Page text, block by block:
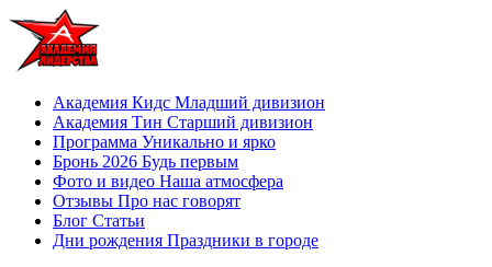
Академия Кидс Младший дивизион
Академия Тин Старший дивизион
Программа Уникально и ярко
Бронь 2026 Будь первым
Фото и видео Наша атмосфера
Отзывы Про нас говорят
Блог Статьи
Дни рождения Праздники в городе